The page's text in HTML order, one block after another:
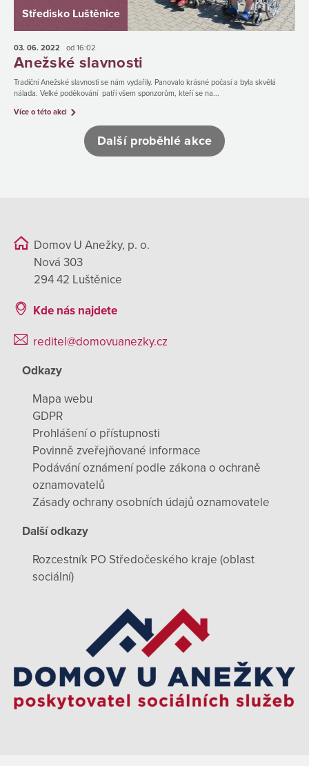
Středisko Luštěnice
03. 06. 2022 od 16:02
Anežské slavnosti
Tradiční Anežské slavnosti se nám vydařily. Panovalo krásné počasí a byla skvělá
nálada. Velké poděkování patří všem sponzorům, kteří se na...
Více o této akci
Další proběhlé akce
Domov U Anežky, p. o.
Nová 303
294 42 Luštěnice
Kde nás najdete
reditel@domovuanezky.cz
Odkazy
Mapa webu
GDPR
Prohlášení o přístupnosti
Povinně zveřejňované informace
Podávání oznámení podle zákona o ochraně
oznamovatelů
Zásady ochrany osobních údajů oznamovatele
Další odkazy
Rozcestník PO Středočeského kraje (oblast
sociální)